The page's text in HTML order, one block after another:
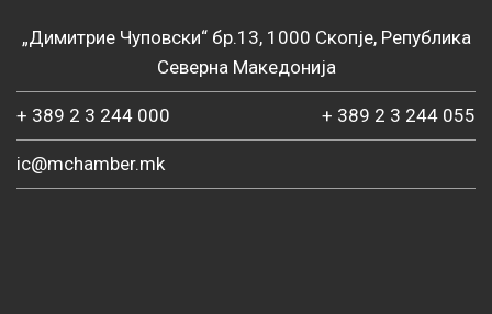
„Димитрие Чуповски“ бр.13, 1000 Скопје, Република
Северна Македонија
+ 389 2 3 244 000 + 389 2 3 244 055
ic@mchamber.mk